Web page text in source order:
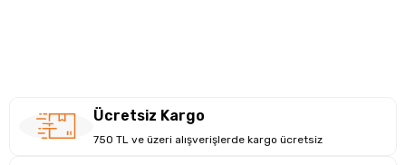
Ücretsiz Kargo
750 TL ve üzeri alışverişlerde kargo ücretsiz